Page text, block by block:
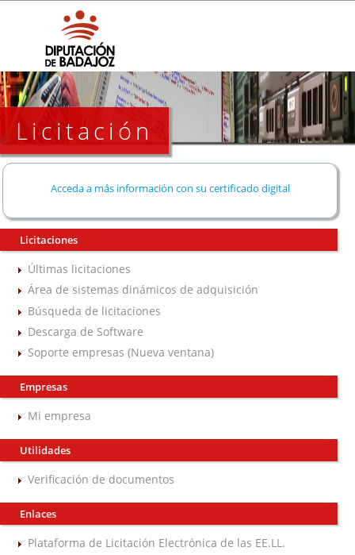
Licitación
Acceda a más información con su certificado digital
Licitaciones
Últimas licitaciones
Área de sistemas dinámicos de adquisición
Búsqueda de licitaciones
Descarga de Software
Soporte empresas (Nueva ventana)
Empresas
Mi empresa
Utilidades
Verificación de documentos
Enlaces
Plataforma de Licitación Electrónica de las EE.LL.